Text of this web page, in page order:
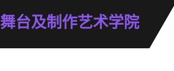
舞台及制作艺术学院